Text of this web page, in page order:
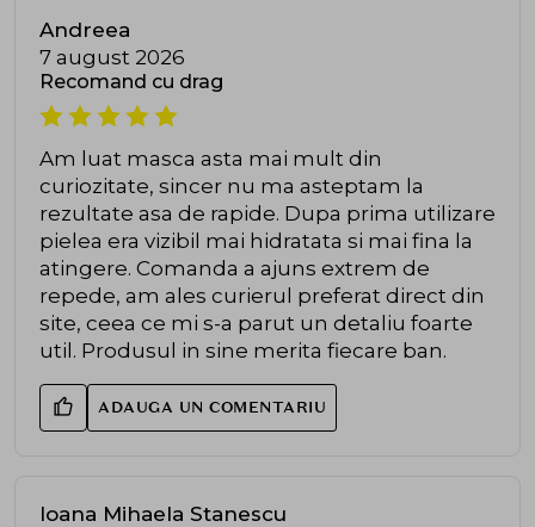
Andreea
7 august 2026
Recomand cu drag
Am luat masca asta mai mult din
curiozitate, sincer nu ma asteptam la
rezultate asa de rapide. Dupa prima utilizare
pielea era vizibil mai hidratata si mai fina la
atingere. Comanda a ajuns extrem de
repede, am ales curierul preferat direct din
site, ceea ce mi s-a parut un detaliu foarte
util. Produsul in sine merita fiecare ban.
ADAUGA UN COMENTARIU
Ioana Mihaela Stanescu